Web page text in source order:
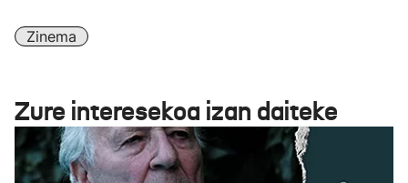
Zinema
Zure interesekoa izan daiteke